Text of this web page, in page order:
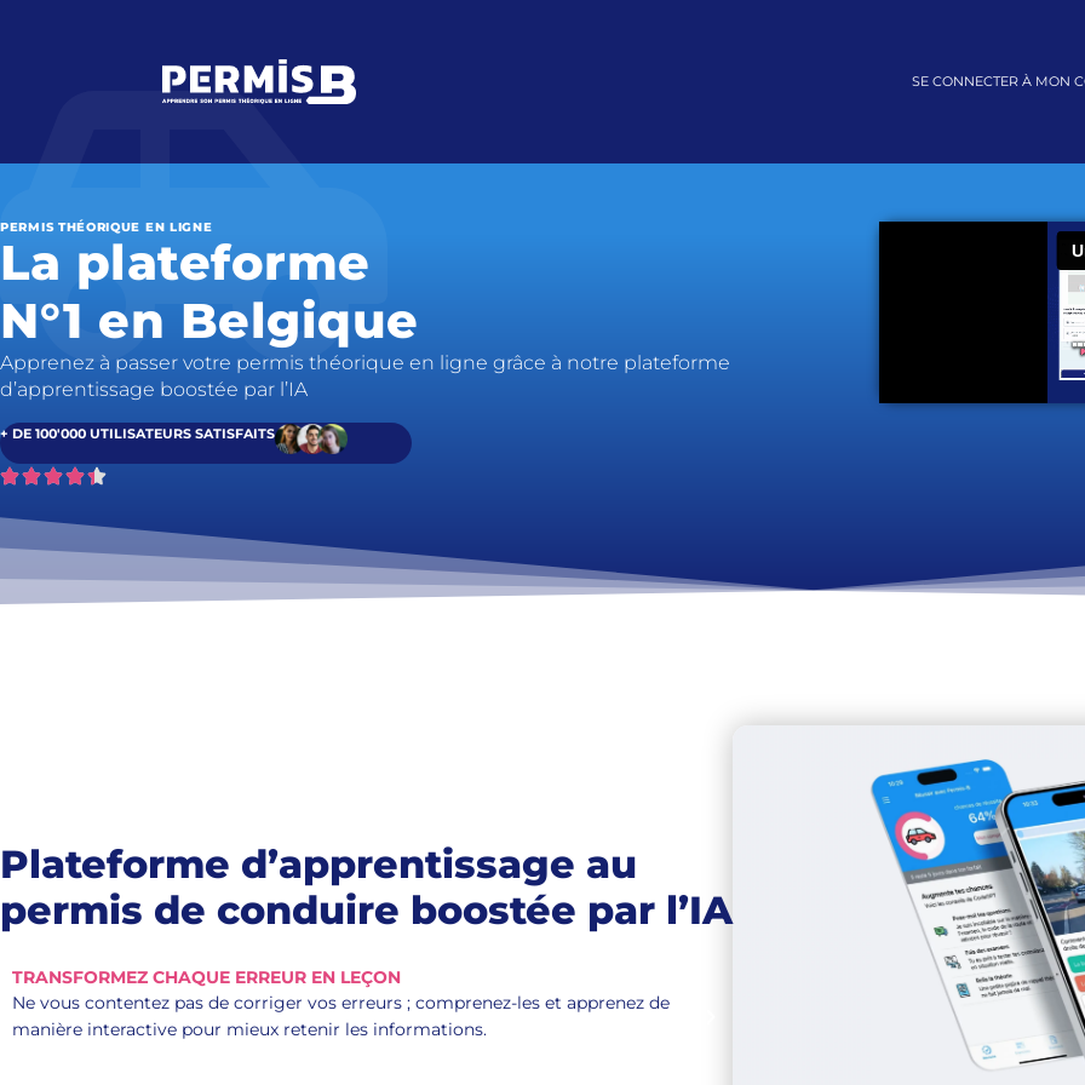
SE CONNECTER À MON
PERMIS THÉORIQUE EN LIGNE
La plateforme
N°1 en Belgique
Apprenez à passer votre permis théorique en ligne grâce à notre plateforme
d’apprentissage boostée par l’IA
+ DE 100'000 UTILISATEURS SATISFAITS
Plateforme d’apprentissage au
permis de conduire boostée par l’IA
TRANSFORMEZ CHAQUE ERREUR EN LEÇON
Ne vous contentez pas de corriger vos erreurs ; comprenez-les et apprenez de
manière interactive pour mieux retenir les informations.
DÉBRIEFING PERSONNALISÉ
Après chaque session, recevez un
améliorer. Notre récapitulatif
priorité pour gagner en efficacité.